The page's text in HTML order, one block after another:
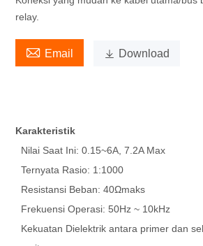
relay.
 Email  Download
Karakteristik
Nilai Saat Ini: 0.15~6A, 7.2A Max
Ternyata Rasio: 1:1000
Resistansi Beban: 40Ωmaks
Frekuensi Operasi: 50Hz ~ 10kHz
Kekuatan Dielektrik antara primer dan